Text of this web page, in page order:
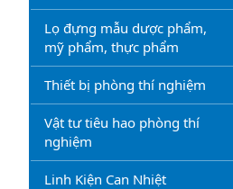
Lọ đựng mẫu dược phẩm,
mỹ phẩm, thực phẩm
Thiết bị phòng thí nghiệm
Vật tư tiêu hao phòng thí
nghiệm
Linh Kiện Can Nhiệt